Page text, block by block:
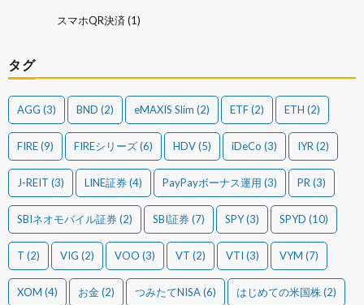
スマホQR決済 (1)
タグ
AGG (3) BND (2) eMAXIS Slim (2) ETF(2) ETH (2)
FIRE(9) FIREシリーズ(6) HDV(5) iDeCo (3) IYR (2)
J-REIT (3) LINE証券(4) PayPayボーナス運用 (3) PR (3)
SBIネオモバイル証券(2) SBI証券(7) SPY(3) SPYD (10)
T (2) VIG (2) VOO (3) VT (2) VTI (3) VYM (7)
XOM (4) お金(2) つみたてNISA(6) はじめての米国株(2)